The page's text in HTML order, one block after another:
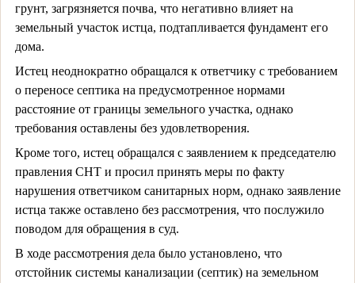
грунт, загрязняется почва, что негативно влияет на
земельный участок истца, подтапливается фундамент его
дома.
Истец неоднократно обращался к ответчику с требованием
о переносе септика на предусмотренное нормами
расстояние от границы земельного участка, однако
требования оставлены без удовлетворения.
Кроме того, истец обращался с заявлением к председателю
правления СНТ и просил принять меры по факту
нарушения ответчиком санитарных норм, однако заявление
истца также оставлено без рассмотрения, что послужило
поводом для обращения в суд.
В ходе рассмотрения дела было установлено, что
отстойник системы канализации (септик) на земельном